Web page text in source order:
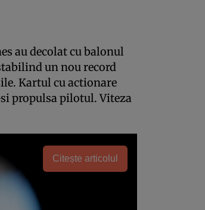
au decolat cu balonul
un nou record
Kartul cu actionare
propulsa pilotul. Viteza
Citește articolul